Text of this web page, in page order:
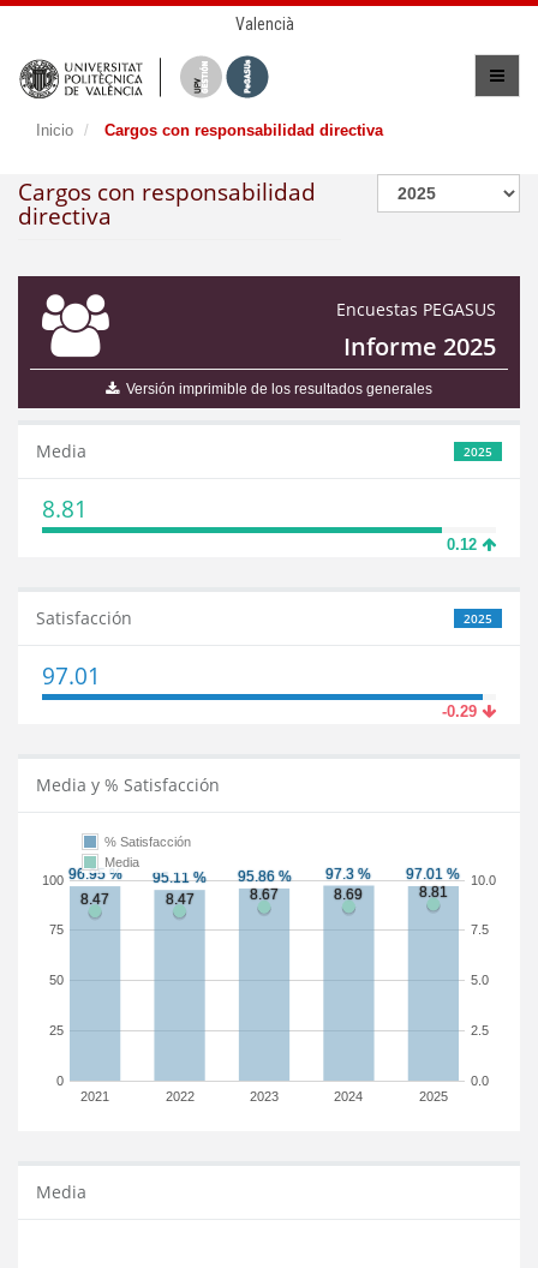
Valencià
Inicio Cargos con responsabilidad directiva
Cargos con responsabilidad
directiva
Encuestas PEGASUS
Informe 2025
Versión imprimible de los resultados generales
2025
Media
8.81
0.12
2025
Satisfacción
97.01
-0.29
Media y % Satisfacción
2021 2022 2023 2024 2025
0
25
50
75
100
0.0
2.5
5.0
7.5
10.0
% Satisfacción
Media
Media